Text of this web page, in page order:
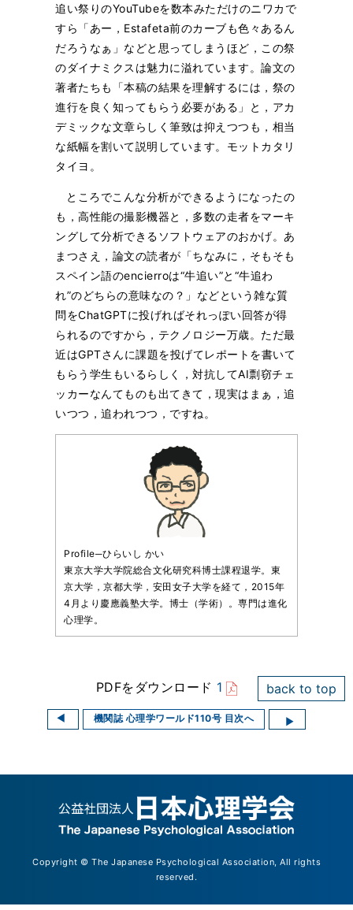
追い祭りのYouTubeを数本みただけのニワカで
すら「あー，Estafeta前のカーブも色々あるん
だろうなぁ」などと思ってしまうほど，この祭
のダイナミクスは魅力に溢れています。論文の
著者たちも「本稿の結果を理解するには，祭の
進行を良く知ってもらう必要がある」と，アカ
デミックな文章らしく筆致は抑えつつも，相当
な紙幅を割いて説明しています。モットカタリ
タイヨ。
ところでこんな分析ができるようになったの
も，高性能の撮影機器と，多数の走者をマーキ
ングして分析できるソフトウェアのおかげ。あ
まつさえ，論文の読者が「ちなみに，そもそも
スペイン語のencierroは“牛追い”と“牛追わ
れ”のどちらの意味なの？」などという雑な質
問をChatGPTに投げればそれっぽい回答が得
られるのですから，テクノロジー万歳。ただ最
近はGPTさんに課題を投げてレポートを書いて
もらう学生もいるらしく，対抗してAI剽窃チェ
ッカーなんてものも出てきて，現実はまぁ，追
いつつ，追われつつ，ですね。
Profile─ひらいし かい
東京大学大学院総合文化研究科博士課程退学。東
京大学，京都大学，安田女子大学を経て，2015年
4月より慶應義塾大学。博士（学術）。専門は進化
心理学。
PDFをダウンロード 1 back to top
機関誌 心理学ワールド110号 目次へ
Copyright © The Japanese Psychological Association, All rights
reserved.